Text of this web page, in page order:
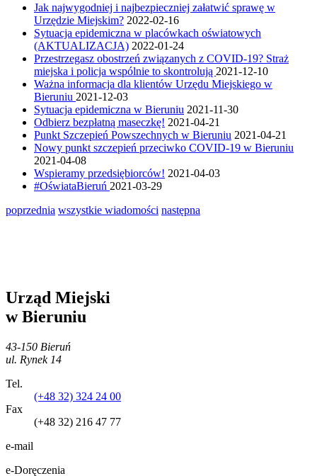
Jak najwygodniej i najbezpieczniej załatwić sprawę w
Urzędzie Miejskim? 2022-02-16
Sytuacja epidemiczna w placówkach oświatowych
(AKTUALIZACJA) 2022-01-24
Przestrzegasz obostrzeń związanych z COVID-19? Straż
miejska i policja wspólnie to skontrolują 2021-12-10
Ważna informacja dla klientów Urzędu Miejskiego w
Bieruniu 2021-12-03
Sytuacja epidemiczna w Bieruniu 2021-11-30
Odbierz bezpłatną maseczkę! 2021-04-21
Punkt Szczepień Powszechnych w Bieruniu 2021-04-21
Nowy punkt szczepień przeciwko COVID-19 w Bieruniu
2021-04-08
Wspieramy przedsiębiorców! 2021-04-03
#OświataBieruń 2021-03-29
poprzednia wszystkie wiadomości następna
Urząd Miejski
w Bieruniu
43-150 Bieruń
ul. Rynek 14
Tel.
(+48 32) 324 24 00
Fax
(+48 32) 216 47 77
e-mail
e-Doręczenia